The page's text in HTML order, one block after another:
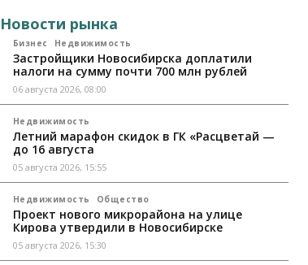
Новости рынка
Бизнес Недвижимость
Застройщики Новосибирска доплатили
налоги на сумму почти 700 млн рублей
06 августа 2026, 08:00
Недвижимость
Летний марафон скидок в ГК «Расцветай —
до 16 августа
05 августа 2026, 15:55
Недвижимость Общество
Проект нового микрорайона на улице
Кирова утвердили в Новосибирске
05 августа 2026, 15:30